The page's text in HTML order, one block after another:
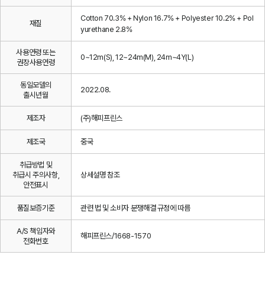
재질
Cotton 70.3% + Nylon 16.7% + Polyester 10.2% + Pol
yurethane 2.8%
사용연령 또는
권장사용연령
0~12m(S), 12~24m(M), 24m~4Y(L)
동일모델의
출시년월
2022.08.
제조자 (주)해피프린스
제조국 중국
취급방법 및
취급시 주의사항,
안전표시
상세설명 참조
품질보증기준 관련 법 및 소비자 분쟁해결 규정에 따름
A/S 책임자와
전화번호
해피프린스/1668-1570